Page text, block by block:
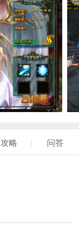
攻略 丨 问答